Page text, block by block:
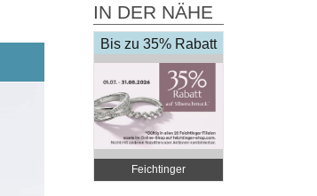
IN DER NÄHE
Bis zu 35% Rabatt
Feichtinger
Schmuckhandel